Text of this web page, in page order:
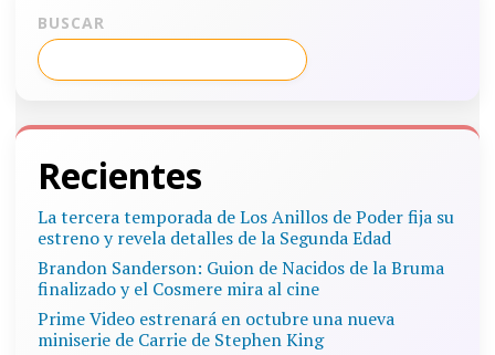
BUSCAR
Recientes
La tercera temporada de Los Anillos de Poder fija su
estreno y revela detalles de la Segunda Edad
Brandon Sanderson: Guion de Nacidos de la Bruma
finalizado y el Cosmere mira al cine
Prime Video estrenará en octubre una nueva
miniserie de Carrie de Stephen King